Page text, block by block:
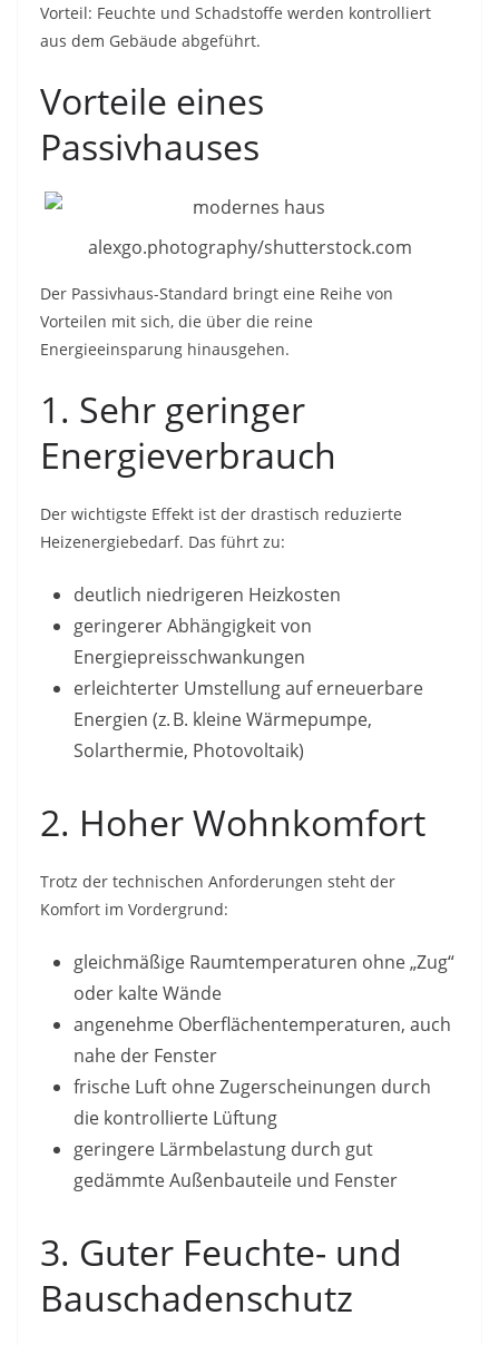
Vorteil: Feuchte und Schadstoffe werden kontrolliert
aus dem Gebäude abgeführt.
Vorteile eines
Passivhauses
alexgo.photography/shutterstock.com
Der Passivhaus-Standard bringt eine Reihe von
Vorteilen mit sich, die über die reine
Energieeinsparung hinausgehen.
1. Sehr geringer
Energieverbrauch
Der wichtigste Effekt ist der drastisch reduzierte
Heizenergiebedarf. Das führt zu:
deutlich niedrigeren Heizkosten
geringerer Abhängigkeit von
Energiepreisschwankungen
erleichterter Umstellung auf erneuerbare
Energien (z. B. kleine Wärmepumpe,
Solarthermie, Photovoltaik)
2. Hoher Wohnkomfort
Trotz der technischen Anforderungen steht der
Komfort im Vordergrund:
gleichmäßige Raumtemperaturen ohne „Zug“
oder kalte Wände
angenehme Oberflächentemperaturen, auch
nahe der Fenster
frische Luft ohne Zugerscheinungen durch
die kontrollierte Lüftung
geringere Lärmbelastung durch gut
gedämmte Außenbauteile und Fenster
3. Guter Feuchte- und
Bauschadenschutz